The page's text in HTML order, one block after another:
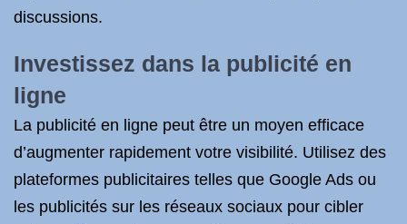
discussions.
Investissez dans la publicité en
ligne
La publicité en ligne peut être un moyen efficace
d’augmenter rapidement votre visibilité. Utilisez des
plateformes publicitaires telles que Google Ads ou
les publicités sur les réseaux sociaux pour cibler